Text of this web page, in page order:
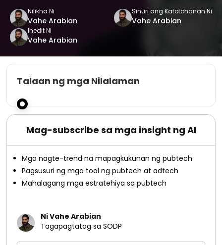
Nilikha Ni
Vahe Arabian
Sinuri ang Katotohanan Ni
Vahe Arabian
Inedit Ni
Vahe Arabian
Talaan ng mga Nilalaman
Mag-subscribe sa mga insight ng AI
Mga nagte-trend na mapagkukunan ng pubtech
Pagsusuri ng mga tool ng pubtech at adtech
Mahalagang mga estratehiya sa pubtech
Ni Vahe Arabian
Tagapagtatag sa SODP